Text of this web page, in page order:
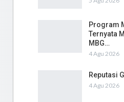
Program
Ternyata
MBG…
4 Agu 2026
Reputasi
4 Agu 2026